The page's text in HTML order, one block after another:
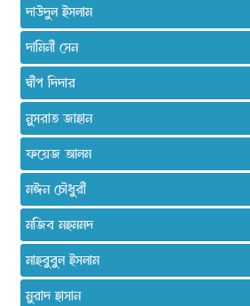
দাউদুল ইসলাম
দামিনী সেন
দ্বীপ দিদার
নুসরাত জাহান
ফয়েজ আলম
মঈন চৌধুরী
মজিব মহমমদ
মাহবুবুল ইসলাম
মুরাদ হাসান